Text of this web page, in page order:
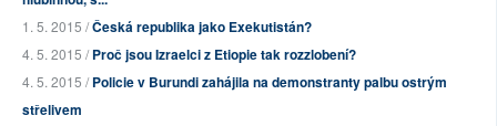
1. 5. 2015 /Česká republika jako Exekutistán?
4. 5. 2015 /Proč jsou Izraelci z Etiopie tak rozzlobení?
4. 5. 2015 /Policie v Burundi zahájila na demonstranty palbu ostrým
střelivem